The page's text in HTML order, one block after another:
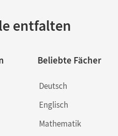
entfalten
Beliebte Fächer
Deutsch
Englisch
Mathematik